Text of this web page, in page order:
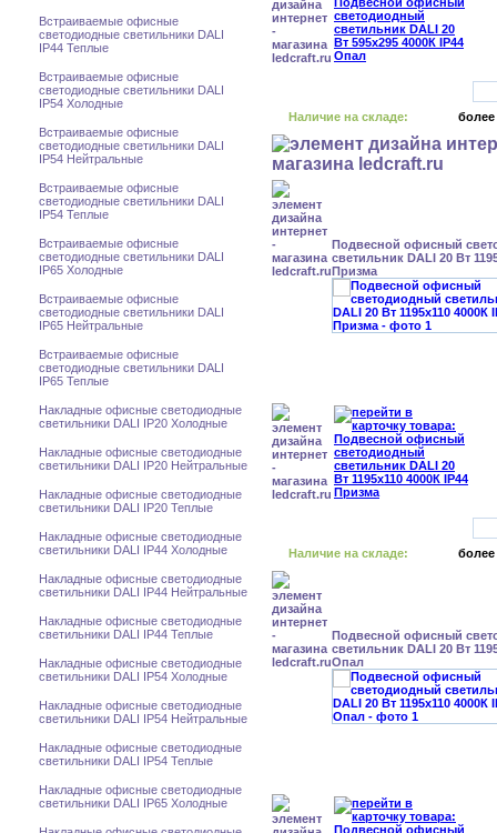
Встраиваемые офисные
светодиодные светильники DALI
IP44 Теплые
Встраиваемые офисные
светодиодные светильники DALI
IP54 Холодные
Встраиваемые офисные
светодиодные светильники DALI
IP54 Нейтральные
Встраиваемые офисные
светодиодные светильники DALI
IP54 Теплые
Встраиваемые офисные
светодиодные светильники DALI
IP65 Холодные
Встраиваемые офисные
светодиодные светильники DALI
IP65 Нейтральные
Встраиваемые офисные
светодиодные светильники DALI
IP65 Теплые
Накладные офисные светодиодные
светильники DALI IP20 Холодные
Накладные офисные светодиодные
светильники DALI IP20 Нейтральные
Накладные офисные светодиодные
светильники DALI IP20 Теплые
Накладные офисные светодиодные
светильники DALI IP44 Холодные
Накладные офисные светодиодные
светильники DALI IP44 Нейтральные
Накладные офисные светодиодные
светильники DALI IP44 Теплые
Накладные офисные светодиодные
светильники DALI IP54 Холодные
Накладные офисные светодиодные
светильники DALI IP54 Нейтральные
Накладные офисные светодиодные
светильники DALI IP54 Теплые
Накладные офисные светодиодные
светильники DALI IP65 Холодные
Наличие на складе: более
Подвесной офисный
светильник DALI 20 Вт
Призма
Наличие на складе: более
Подвесной офисный
светильник DALI 20 Вт
Опал